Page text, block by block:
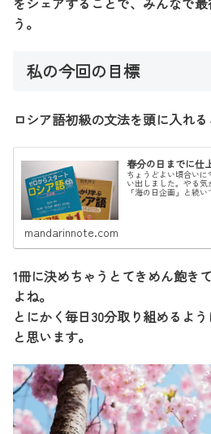
う。
私の今回の目標
ロシア語初級の文法を頭に入れる
春分の日までに仕
ちょうどよい頃合い
い出しました。やる
「海の日企画」と続
みると去年は「海の
mandarinnote.com
1冊に決めちゃうとてきめん飽き
よね。
とにかく毎日30分取り組めるよ
と思います。